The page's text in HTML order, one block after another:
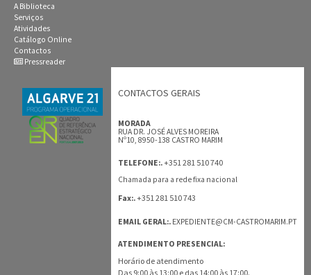
A Biblioteca
Serviços
Atividades
Catálogo Online
Contactos
Pressreader
CONTACTOS GERAIS
MORADA
RUA DR. JOSÉ ALVES MOREIRA
Nº10, 8950-138 CASTRO MARIM
TELEFONE:.+351 281 510 740
Chamada para a rede fixa nacional
Fax:.+351 281 510 743
EMAIL GERAL:. EXPEDIENTE@CM-CASTROMARIM.PT
ATENDIMENTO PRESENCIAL:
Horário de atendimento
Das 9:00 às 13:00 e das 14:00 às 17:00.